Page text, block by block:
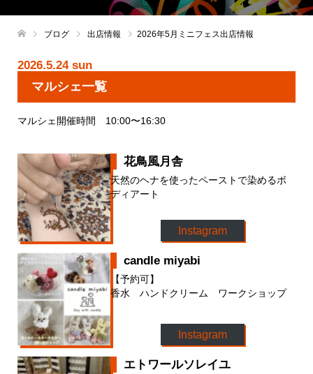
ブログ 出店情報 2026年5月ミニフェス出店情報
2026.5.24 sun
マルシェ一覧
マルシェ開催時間 10:00〜16:30
花鳥風月舎
天然のヘナを使ったペーストで染めるボ
ディアート
Instagram
candle miyabi
【予約可】
香水 ハンドクリーム ワークショップ
Instagram
エトワールソレイユ